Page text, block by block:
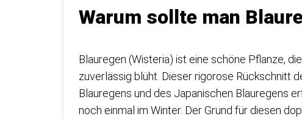
Warum sollte man
Blauregen (Wisteria) ist eine schöne Pflanze,
zuverlässig blüht. Dieser rigorose Rückschnitt
Blauregens und des Japanischen Blauregens
noch einmal im Winter. Der Grund für diesen